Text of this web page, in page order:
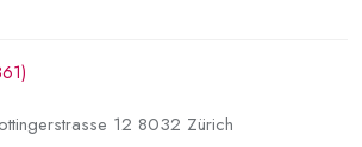
12 8032 Zürich